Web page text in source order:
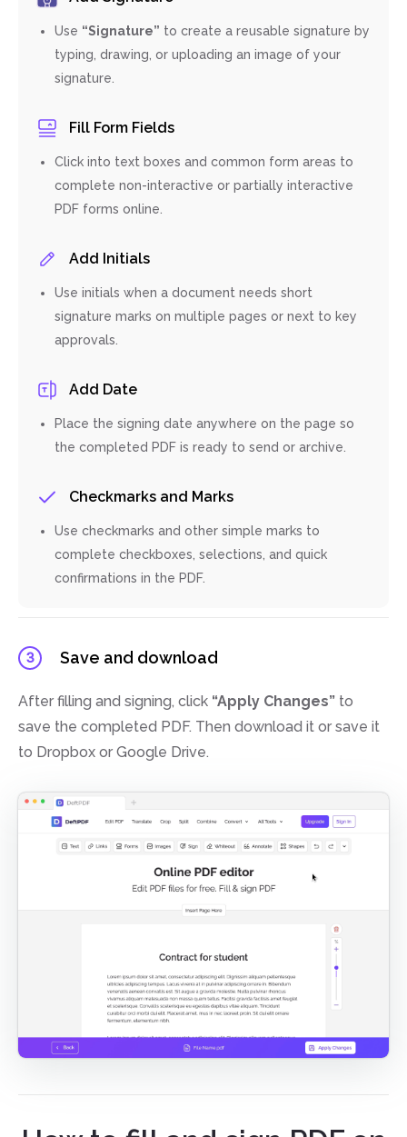
Use “Signature” to create a reusable signature by
typing, drawing, or uploading an image of your
signature.
Fill Form Fields
Click into text boxes and common form areas to
complete non-interactive or partially interactive
PDF forms online.
Add Initials
Use initials when a document needs short
signature marks on multiple pages or next to key
approvals.
Add Date
Place the signing date anywhere on the page so
the completed PDF is ready to send or archive.
Checkmarks and Marks
Use checkmarks and other simple marks to
complete checkboxes, selections, and quick
confirmations in the PDF.
3 Save and download
After filling and signing, click “Apply Changes” to
save the completed PDF. Then download it or save it
to Dropbox or Google Drive.